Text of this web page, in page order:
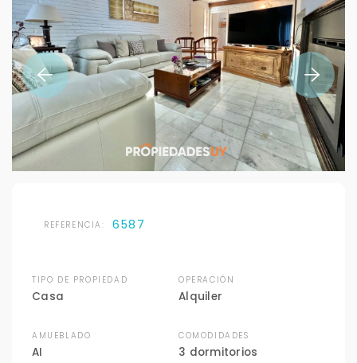
REFERENCIA: 6587
TIPO DE PROPIEDAD
Casa
OPERACIÓN
Alquiler
AMUEBLADO
AI
COMODIDADES
3 dormitorios